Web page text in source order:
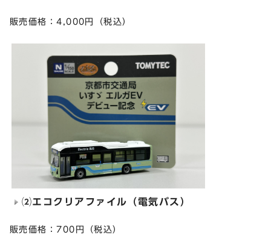
販売価格：4,000円（税込）
⑵エコクリアファイル（電気バス）
販売価格：700円（税込）